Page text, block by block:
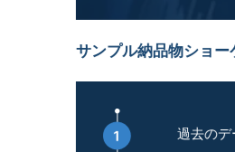
サンプル納品物ショー
過去の